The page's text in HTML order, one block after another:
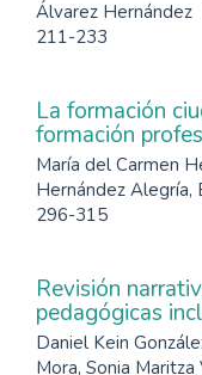
Álvarez Hernández
211-233
La formación
formación
María del Carmen
Hernández Alegría,
296-315
Revisión
pedagógicas
Daniel Kein
Mora, Sonia